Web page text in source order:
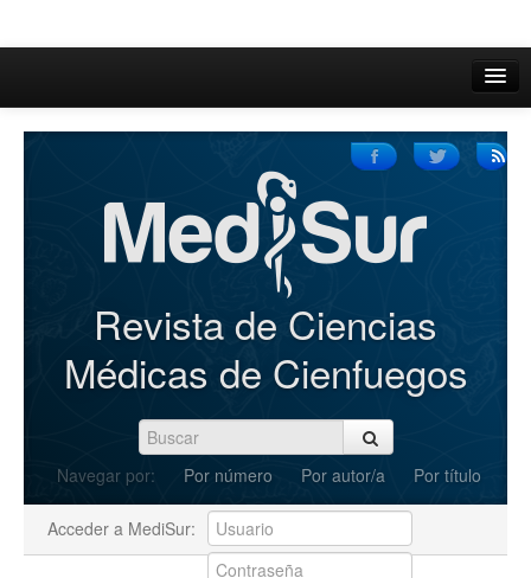
Inicio
Iniciar sesión
Registrarse
Revista de Ciencias
Médicas de Cienfuegos
Navegar por: Por número Por autor/a Por título
Acceder a MediSur: